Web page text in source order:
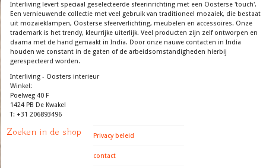
Interliving levert speciaal geselecteerde sfeerinrichting met een Oosterse 'touch'.
Een vernieuwende collectie met veel gebruik van traditioneel mozaiek, die bestaat
uit mozaieklampen, Oosterse sfeerverlichting, meubelen en accessoires. Onze
trademark is het trendy, kleurrijke uiterlijk. Veel producten zijn zelf ontworpen en
daarna met de hand gemaakt in India. Door onze nauwe contacten in India
houden we constant in de gaten of de arbeidsomstandigheden hierbij
gerespecteerd worden.
Interliving - Oosters interieur
Winkel:
Poelweg 40 F
1424 PB De Kwakel
T: +31 206893496
Zoeken in de shop Privacy beleid
contact